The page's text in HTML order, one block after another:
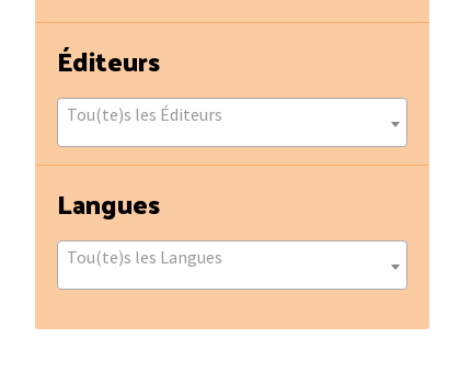
Éditeurs
Tou(te)s les Éditeurs
Langues
Tou(te)s les Langues